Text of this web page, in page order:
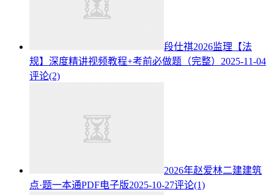
段仕祺2026监理【法
规】深度精讲视频教程+考前必做题（完整） 2025-11-04
评论(2)
2026年赵爱林二建建筑
点·题一本通PDF电子版2025-10-27评论(1)